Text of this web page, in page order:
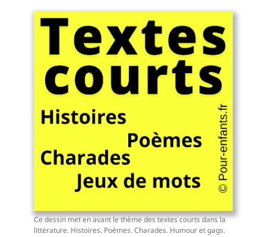
Ce dessin met en avant le thème des textes courts dans la
littérature. Histoires. Poèmes. Charades. Humour et gags.